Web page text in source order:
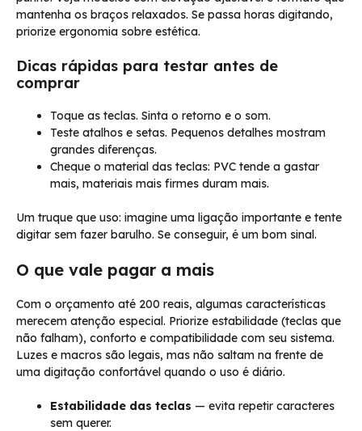
mantenha os braços relaxados. Se passa horas digitando,
priorize ergonomia sobre estética.
Dicas rápidas para testar antes de
comprar
Toque as teclas. Sinta o retorno e o som.
Teste atalhos e setas. Pequenos detalhes mostram
grandes diferenças.
Cheque o material das teclas: PVC tende a gastar
mais, materiais mais firmes duram mais.
Um truque que uso: imagine uma ligação importante e tente
digitar sem fazer barulho. Se conseguir, é um bom sinal.
O que vale pagar a mais
Com o orçamento até 200 reais, algumas características
merecem atenção especial. Priorize estabilidade (teclas que
não falham), conforto e compatibilidade com seu sistema.
Luzes e macros são legais, mas não saltam na frente de
uma digitação confortável quando o uso é diário.
Estabilidade das teclas — evita repetir caracteres
sem querer.